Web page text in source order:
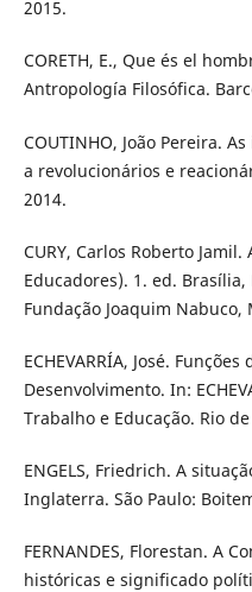
2015.
CORETH, E., Que és el
Antropología Filosófica.
COUTINHO, João Pereira.
a revolucionários e
2014.
CURY, Carlos Roberto
Educadores). 1. ed. Brasília,
Fundação Joaquim Nabuco,
ECHEVARRÍA, José.
Desenvolvimento. In:
Trabalho e Educação. Rio
ENGELS, Friedrich. A
Inglaterra. São Paulo:
FERNANDES, Florestan. A
históricas e significado